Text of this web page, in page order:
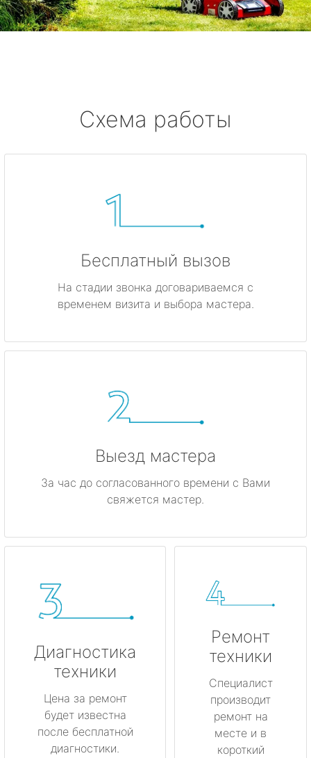
Схема работы
Бесплатный вызов
На стадии звонка договариваемся с
временем визита и выбора мастера.
Выезд мастера
За час до согласованного времени с Вами
свяжется мастер.
Диагностика
техники
Цена за ремонт
будет известна
после бесплатной
диагностики.
Ремонт
техники
Специалист
производит
ремонт на
месте и в
короткий